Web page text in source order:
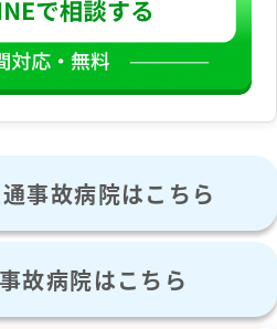
事故病院はこちら
故病院はこちら